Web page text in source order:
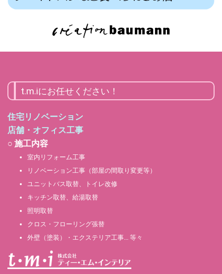
t.m.iにお任せください！
住宅リノベーション
店舗・オフィス工事
○ 施工内容
室内リフォーム工事
リノベーション工事（部屋の間取り変更等）
ユニットバス取替、トイレ改修
キッチン取替、給湯取替
照明取替
クロス・フローリング張替
外壁（塗装）・エクステリア工事… 等々